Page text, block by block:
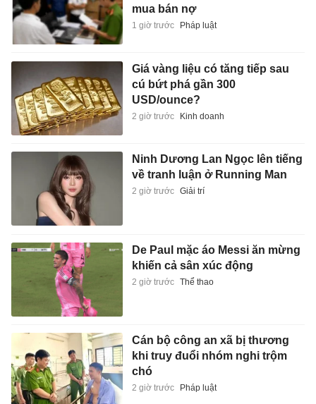
mua bán nợ
1 giờ trước Pháp luật
Giá vàng liệu có tăng tiếp sau
cú bứt phá gần 300
USD/ounce?
2 giờ trước Kinh doanh
Ninh Dương Lan Ngọc lên tiếng
về tranh luận ở Running Man
2 giờ trước Giải trí
De Paul mặc áo Messi ăn mừng
khiến cả sân xúc động
2 giờ trước Thể thao
Cán bộ công an xã bị thương
khi truy đuổi nhóm nghi trộm
chó
2 giờ trước Pháp luật